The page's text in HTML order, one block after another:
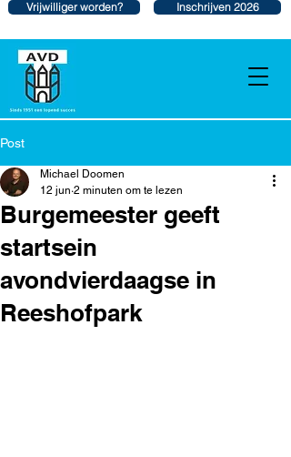
Inschrijven 2026
Vrijwilliger worden?
Post
Burgemeester geeft
startsein
avondvierdaagse in
Reeshofpark
Michael Doomen
12 jun 2 minuten om te lezen